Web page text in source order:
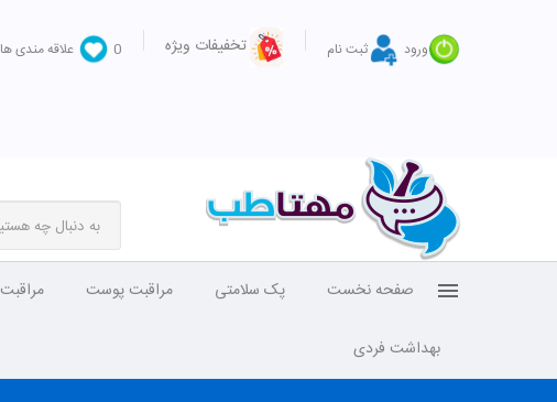
ورود ثبت نام تخفیفات ویژه 0 علاقه مندی ها
صفحه نخست پک سلامتی مراقبت پوست
بهداشت فردی